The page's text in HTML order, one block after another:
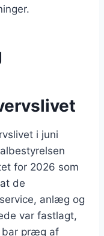
i juni
for 2026 som
de
anlæg og
var fastlagt,
bar præg af